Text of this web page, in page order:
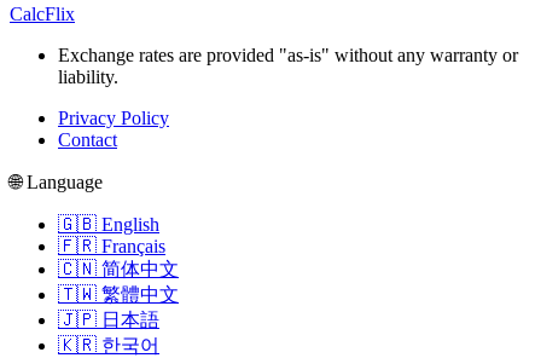
CalcFlix
Exchange rates are provided "as-is" without any warranty or
liability.
Privacy Policy
Contact
🌐 Language
🇬🇧 English
🇫🇷 Français
🇨🇳 简体中文
🇹🇼 繁體中文
🇯🇵 日本語
🇰🇷 한국어